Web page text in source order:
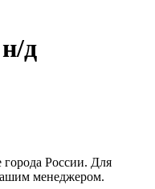
д
города России. Для
менеджером.